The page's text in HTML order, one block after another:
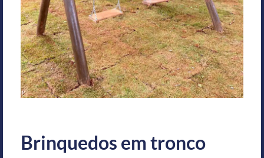
Brinquedos em tronco